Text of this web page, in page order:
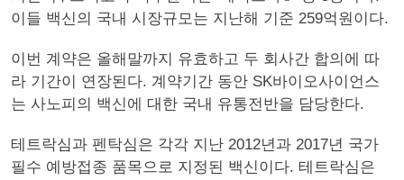
이들 백신의 국내 시장규모는 지난해 기준 259억원이다.
이번 계약은 올해말까지 유효하고 두 회사간 합의에 따
라 기간이 연장된다. 계약기간 동안 SK바이오사이언스
는 사노피의 백신에 대한 국내 유통전반을 담당한다.
테트락심과 펜탁심은 각각 지난 2012년과 2017년 국가
필수 예방접종 품목으로 지정된 백신이다. 테트락심은